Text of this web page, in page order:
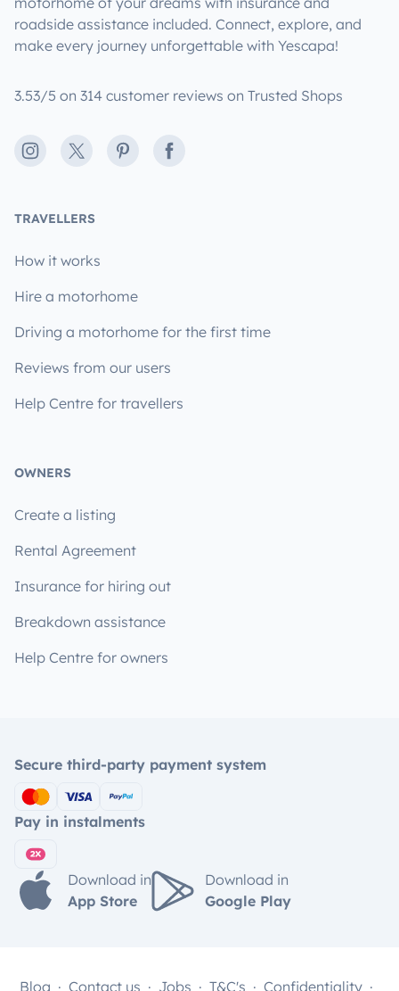
roadside assistance included. Connect, explore, and
make every journey unforgettable with Yescapa!
3.53/5 on 314 customer reviews on Trusted Shops
Instagram
X PinterestFacebook
TRAVELLERS
How it works
Hire a motorhome
Driving a motorhome for the first time
Reviews from our users
Help Centre for travellers
OWNERS
Create a listing
Rental Agreement
Insurance for hiring out
Breakdown assistance
Help Centre for owners
Secure third-party payment system
Pay in instalments
Download in
App Store
Download in
Google Play
Blog Contact us Jobs T&C's Confidentiality